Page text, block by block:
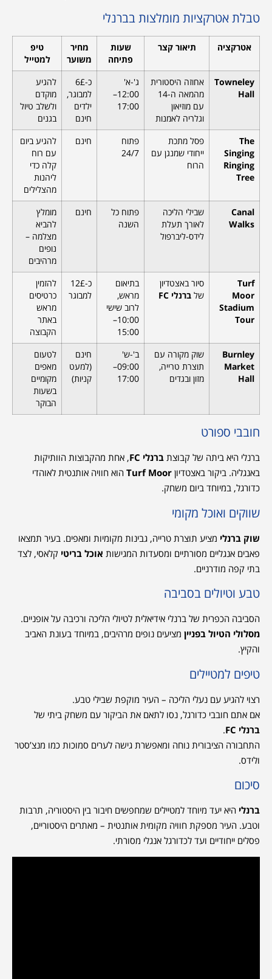
טבלת אטרקציות מומלצות בברנלי
אטרקציה תיאור קצר
שעות
פתיחה
מחיר
משוער
טיפ
למטייל
Towneley
Hall
אחוזה היסטורית
מהמאה ה-14
עם מוזיאון
וגלריה לאמנות
ג'-א'
12:00–
17:00
כ-6£
למבוגר,
ילדים
חינם
להגיע
מוקדם
ולשלב טיול
בגנים
The
Singing
Ringing
Tree
פסל מתכת
ייחודי שמנגן עם
הרוח
פתוח
24/7
חינם
להגיע ביום
עם רוח
קלה כדי
ליהנות
מהצלילים
Canal
Walks
שבילי הליכה
לאורך תעלת
לידס-ליברפול
פתוח כל
השנה
חינם
מומלץ
להביא
מצלמה –
נופים
מרהיבים
Turf
Moor
Stadium
Tour
סיור באצטדיון
של ברנלי FC
בתיאום
מראש,
לרוב שישי
10:00–
15:00
כ-12£
למבוגר
להזמין
כרטיסים
מראש
באתר
הקבוצה
Burnley
Market
Hall
שוק מקורה עם
תוצרת טרייה,
מזון ובגדים
ב'-ש'
09:00–
17:00
חינם
(למעט
קניות)
לטעום
מאפים
מקומיים
בשעות
הבוקר
חובבי ספורט
ברנלי היא ביתה של קבוצת ברנלי FC
, אחת מהקבוצות הוותיקות
באנגליה. ביקור באצטדיון Turf Moor הוא חוויה אותנטית לאוהדי
כדורגל, במיוחד ביום משחק.
שווקים ואוכל מקומי
שוק ברנלי מציע תוצרת טרייה, גבינות מקומיות ומאפים. בעיר תמצאו
פאבים אנגליים מסורתיים ומסעדות המגישות אוכל בריטי קלאסי, לצד
בתי קפה מודרניים.
טבע וטיולים בסביבה
הסביבה הכפרית של ברנלי אידיאלית לטיולי הליכה ורכיבה על אופניים.
מסלולי הטיול בפניין מציעים נופים מרהיבים, במיוחד בעונת האביב
והקיץ.
טיפים למטיילים
רצוי להגיע עם נעלי הליכה – העיר מוקפת שבילי טבע.
אם אתם חובבי כדורגל, נסו לתאם את הביקור עם משחק ביתי של
ברנלי FC
.
התחבורה הציבורית נוחה ומאפשרת גישה לערים סמוכות כמו מנצ’סטר
ולידס.
סיכום
ברנלי היא יעד מיוחד למטיילים שמחפשים חיבור בין היסטוריה, תרבות
וטבע. העיר מספקת חוויה מקומית אותנטית – מאתרים היסטוריים,
פסלים ייחודיים ועד לכדורגל אנגלי מסורתי.